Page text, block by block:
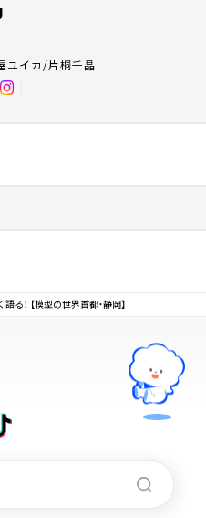
ユイカ/片桐千晶
！ 【模型の世界首都・静岡】